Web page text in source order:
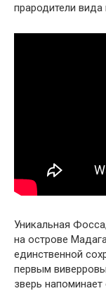
прародители вида
Уникальная
на острове
единственной
первым
зверь